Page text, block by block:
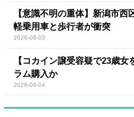
【意識不明の重体】新潟市西
軽乗用車と歩行者が衝突
2026-08-03
【コカイン譲受容疑で23歳
ラム購入か
2026-08-04